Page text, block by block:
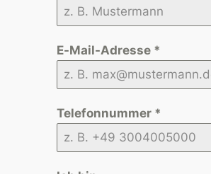
E-Mail-Adresse *
Telefonnummer *